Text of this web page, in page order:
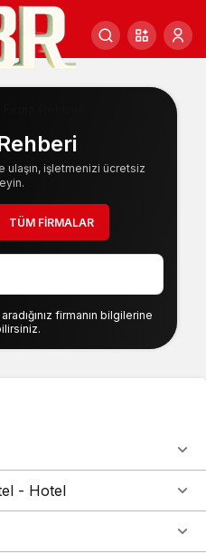
ulaşın, işletmenizi ücretsiz
TÜM FIRMALAR
firmanın bilgilerine
- Hotel